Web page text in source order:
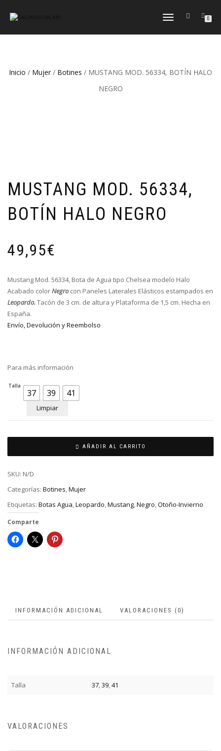
CAMBIAR
0
Inicio / Mujer / Botines / MUSTANG MOD. 56334, BOTÍN HALO
NEGRO
MUSTANG MOD. 56334,
BOTÍN HALO NEGRO
49,95€
Mustang Mod. 56334, Bota de Agua tipo Chelsea modelo Halo
Acabado colorNegrocon Paneles Laterales Elásticos estampados en
Leopardo.Tacón de 3 cm. de altura y Plataforma de 1,5 cm. Hecha en
España.
Envío, Devolución y Reembolso
Para más información
Talla
37 39 41
Limpiar
AÑADIR AL CARRITO
SKU: N/D
Categorías: Botines,Mujer
Etiquetas: Botas Agua,Leopardo,Mustang,Negro,Otoño-Invierno
Comparte
INFORMACIÓN ADICIONAL VALORACIONES (0)
INFORMACIÓN ADICIONAL
Talla 37,39,41
VALORACIONES